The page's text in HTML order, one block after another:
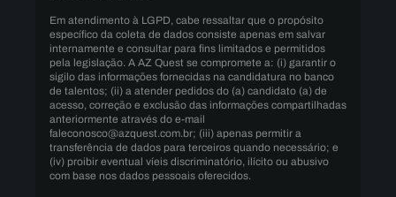
Em atendimento à LGPD, cabe ressaltar que o propósito
específico da coleta de dados consiste apenas em salvar
internamente e consultar para fins limitados e permitidos
pela legislação. A AZ Quest se compromete a: (i) garantir o
sigilo das informações fornecidas na candidatura no banco
de talentos; (ii) a atender pedidos do (a) candidato (a) de
acesso, correção e exclusão das informações compartilhadas
anteriormente através do e-mail
faleconosco@azquest.com.br; (iii) apenas permitir a
transferência de dados para terceiros quando necessário; e
(iv) proibir eventual víeis discriminatório, ilícito ou abusivo
com base nos dados pessoais oferecidos.